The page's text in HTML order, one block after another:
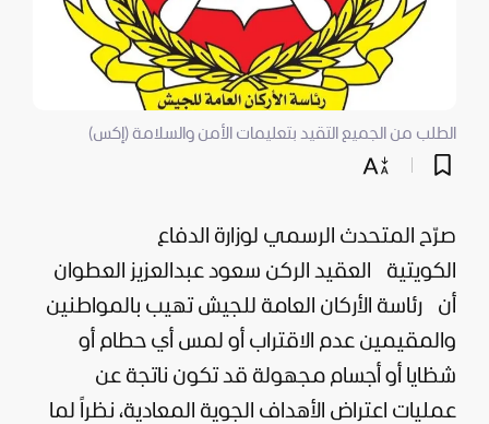
الطلب من الجميع التقيد بتعليمات الأمن والسلامة (إكس)
صرّح المتحدث الرسمي لوزارة الدفاع
الكويتية
العقيد الركن سعود عبدالعزيز العطوان
أن رئاسة الأركان العامة للجيش تهيب بالمواطنين
والمقيمين عدم الاقتراب أو لمس أي حطام أو
شظايا أو أجسام مجهولة قد تكون ناتجة عن
عمليات اعتراض الأهداف الجوية المعادية، نظراً لما